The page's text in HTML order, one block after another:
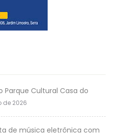
Parque Cultural Casa do
de 2026
de música eletrônica com